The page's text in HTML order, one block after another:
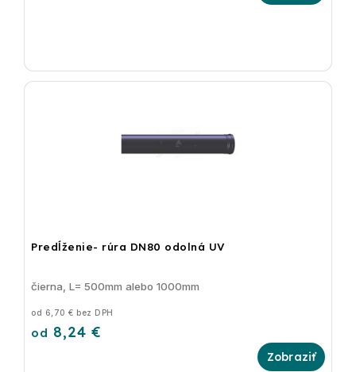
Predĺženie- rúra DN80 odolná UV
od 6,70 € bez DPH
od 8,24 €
čierna, L= 500mm alebo 1000mm